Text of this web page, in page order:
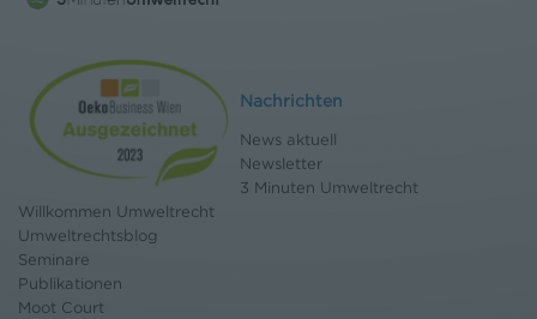
Nachrichten
News aktuell
Newsletter
3 Minuten Umweltrecht
Willkommen Umweltrecht
Umweltrechtsblog
Seminare
Publikationen
Moot Court